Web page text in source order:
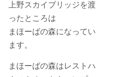
上野スカイブリッジを渡
ったところは
まほーばの森になってい
ます。
まほーばの森はレストハ